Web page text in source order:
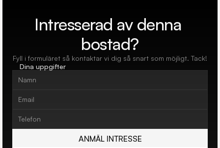
Intresserad av denna
bostad?
Fyll i formuläret så kontaktar vi dig så snart som möjligt. Tack!
Dina uppgifter
ANMÄL INTRESSE